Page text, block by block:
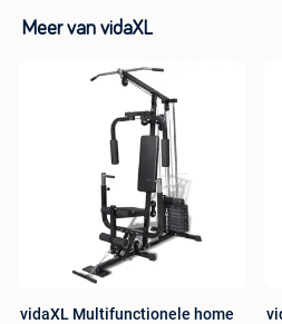
Meer van vidaXL
vidaXL Multifunctionele home